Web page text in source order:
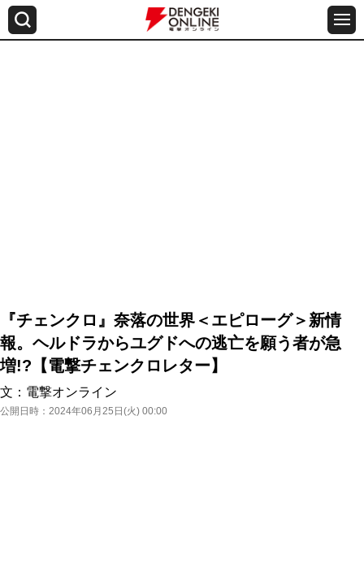
『チェンクロ』奈落の世界＜エピローグ＞新情
報。ヘルドラからユグドへの逃亡を願う者が急
増!?【電撃チェンクロレター】
文： 電撃オンライン
公開日時： 2024年06月25日(火) 00:00